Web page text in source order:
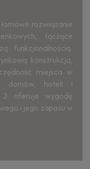
rozwiązanie
łączące
funkcjonalnością.
konstrukcją,
miejsca w
domów, hoteli i
2 oferuje wygodę
i jego zapasu w